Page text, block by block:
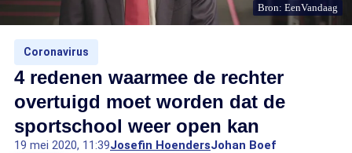
Bron: EenVandaag
Coronavirus
4 redenen waarmee de rechter
overtuigd moet worden dat de
sportschool weer open kan
19 mei 2020, 11:39Josefin HoendersJohan Boef